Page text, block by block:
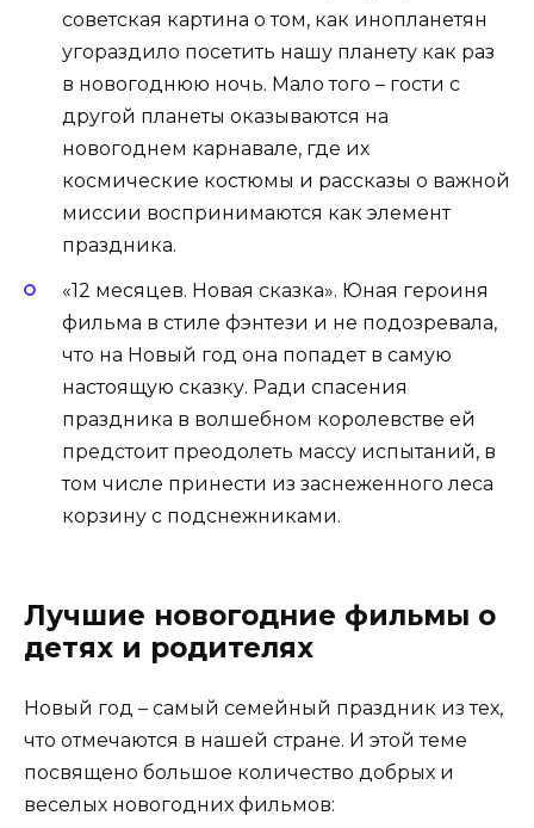
советская картина о том, как инопланетян
угораздило посетить нашу планету как раз
в новогоднюю ночь. Мало того – гости с
другой планеты оказываются на
новогоднем карнавале, где их
космические костюмы и рассказы о важной
миссии воспринимаются как элемент
праздника.
«12 месяцев. Новая сказка». Юная героиня
фильма в стиле фэнтези и не подозревала,
что на Новый год она попадет в самую
настоящую сказку. Ради спасения
праздника в волшебном королевстве ей
предстоит преодолеть массу испытаний, в
том числе принести из заснеженного леса
корзину с подснежниками.
Лучшие новогодние фильмы о
детях и родителях
Новый год – самый семейный праздник из тех,
что отмечаются в нашей стране. И этой теме
посвящено большое количество добрых и
веселых новогодних фильмов: